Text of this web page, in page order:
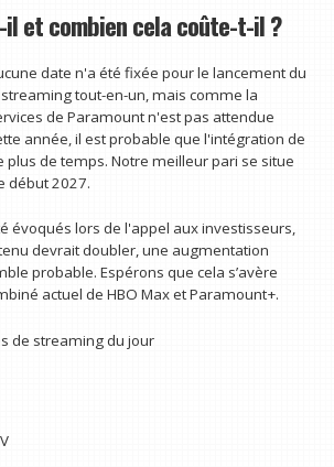
et combien cela coûte-t-il ?
date n'a été fixée pour le lancement du
tout-en-un, mais comme la
de Paramount n'est pas attendue
année, il est probable que l'intégration de
plus de temps. Notre meilleur pari se situe
début 2027.
évoqués lors de l'appel aux investisseurs,
devrait doubler, une augmentation
probable. Espérons que cela s’avère
actuel de HBO Max et Paramount+.
de streaming du jour